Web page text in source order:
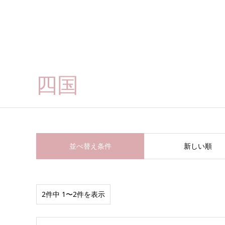
四国
並べ替え条件 新しい順
2件中 1〜2件を表示